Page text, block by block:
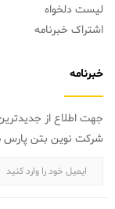
لیست دلخواه
اشتراک خبرنامه
خبرنامه
جهت اطلاع از
شرکت نوین بتن پارس